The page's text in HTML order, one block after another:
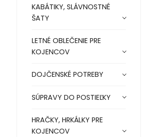
KABÁTIKY, SLÁVNOSTNÉ
ŠATY
LETNÉ OBLEČENIE PRE
KOJENCOV
DOJČENSKÉ POTREBY
SÚPRAVY DO POSTIEĽKY
HRAČKY, HRKÁLKY PRE
KOJENCOV